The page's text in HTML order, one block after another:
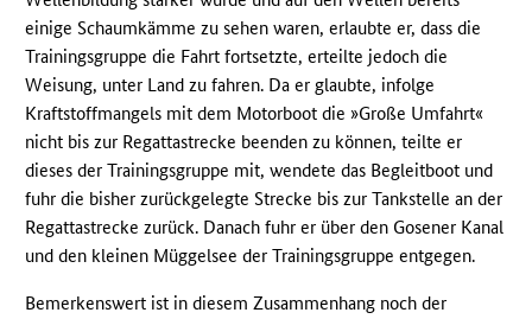
einige Schaumkämme zu sehen waren, erlaubte er, dass die
Trainingsgruppe die Fahrt fortsetzte, erteilte jedoch die
Weisung, unter Land zu fahren. Da er glaubte, infolge
Kraftstoffmangels mit dem Motorboot die »Große Umfahrt«
nicht bis zur Regattastrecke beenden zu können, teilte er
dieses der Trainingsgruppe mit, wendete das Begleitboot und
fuhr die bisher zurückgelegte Strecke bis zur Tankstelle an der
Regattastrecke zurück. Danach fuhr er über den Gosener Kanal
und den kleinen Müggelsee der Trainingsgruppe entgegen.
Bemerkenswert ist in diesem Zusammenhang noch der